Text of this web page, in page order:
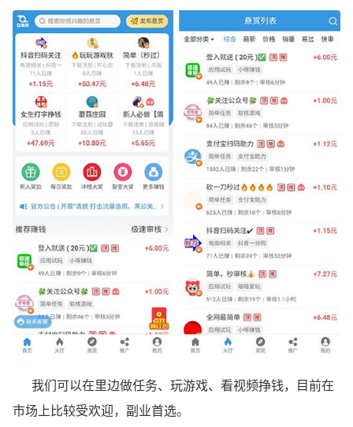
我们可以在里边做任务、玩游戏、看视频挣钱，目前在
市场上比较受欢迎，副业首选。